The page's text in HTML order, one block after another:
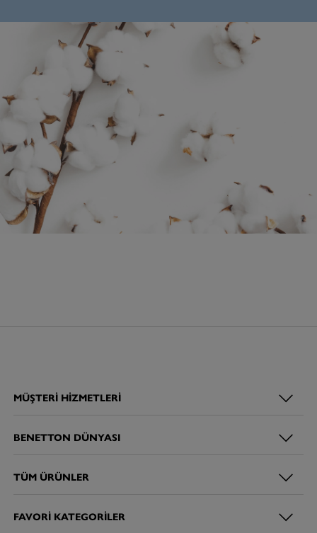
MÜŞTERI HIZMETLERI
BENETTON DÜNYASI
TÜM ÜRÜNLER
FAVORI KATEGORILER